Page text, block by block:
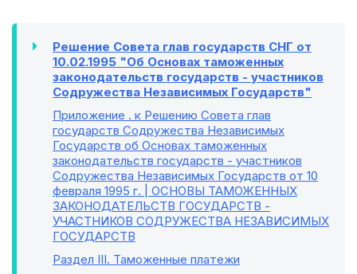
Решение Совета глав государств СНГ от
10.02.1995 "Об Основах таможенных
законодательств государств - участников
Содружества Независимых Государств"
Приложение . к Решению Совета глав
государств Содружества Независимых
Государств об Основах таможенных
законодательств государств - участников
Содружества Независимых Государств от 10
февраля 1995 г. | ОСНОВЫ ТАМОЖЕННЫХ
ЗАКОНОДАТЕЛЬСТВ ГОСУДАРСТВ -
УЧАСТНИКОВ СОДРУЖЕСТВА НЕЗАВИСИМЫХ
ГОСУДАРСТВ
Раздел III. Таможенные платежи